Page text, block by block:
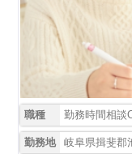
職種 勤務時間相談
勤務地 岐阜県揖斐郡